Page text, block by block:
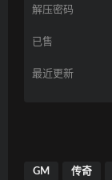
解压密码
已售
最近更新
GM 传奇